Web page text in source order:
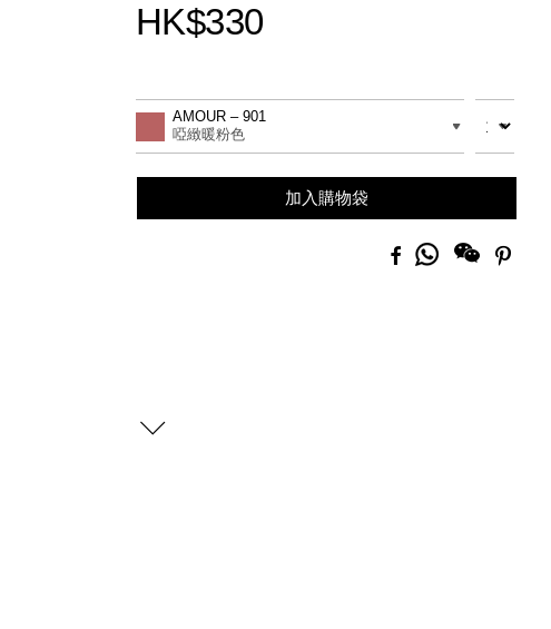
HK$330
to
options
Actions
AMOUR – 901
啞緻暖粉色
數量
加入購物袋
Facebook
分